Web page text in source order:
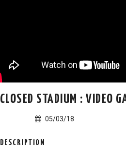
CLOSED STADIUM : VIDEO
05/03/18
DESCRIPTION